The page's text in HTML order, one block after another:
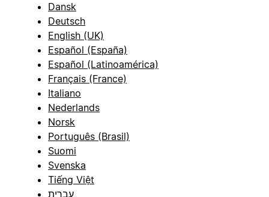
Dansk
Deutsch
English (UK)
Español (España)
Español (Latinoamérica)
Français (France)
Italiano
Nederlands
Norsk
Português (Brasil)
Suomi
Svenska
Tiếng Việt
עברית